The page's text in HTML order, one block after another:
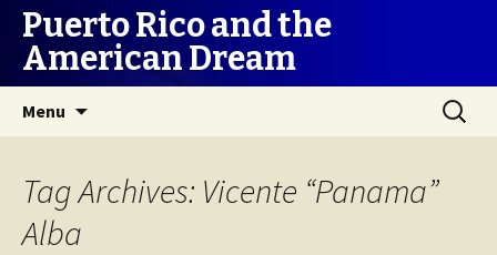
Puerto Rico and the
American Dream
Menu
Search
for:
Tag Archives: Vicente “Panama”
Alba